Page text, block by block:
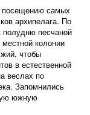
посещению самых
архипелага. По
полудню песчаной
колонии
чтобы
в естественной
веслах по
Запомнились
южную